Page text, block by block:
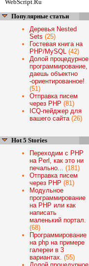
WebScript.Ru
Популярные статьи
Деревья Nested
Sets (25)
Гостевая книга на
PHP/MySQL (42)
Долой процедурное
программирование,
даешь объектно
-ориентированное!
(51)
Отправка писем
через PHP (81)
ICQ-пейджер для
вашего сайта(26)
Hot 5 Stories
Переходим с PHP
на Perl, как это ни
печально... (181)
Отправка писем
через PHP (81)
Модульное
программирование
на PHP или как
написать
маленький портал.
(68)
Программирование
на php на примере
галереи в 3
вариантах. (55)